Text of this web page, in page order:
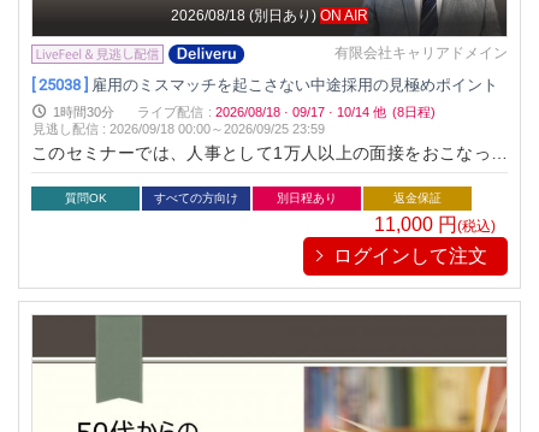
2026/08/18 (別日あり) ON AIR
有限会社キャリアドメイン
[ 25038 ] 雇用のミスマッチを起こさない中途採用の見極めポイント
1時間30分 ライブ配信 : 2026/08/18 · 09/17 · 10/14 他 (8日程)
見逃し配信 :2026/09/18 00:00～2026/09/25 23:59
このセミナーでは、人事として1万人以上の面接をおこなった
経験から、履歴書、職務経歴書、面接、内定後の書類、適性検
査からに中途採用のミスマッチを防ぐポイントについてお伝え
質問OK すべての方向け 別日程あり 返金保証
11,000 円(税込)
ログインして注文